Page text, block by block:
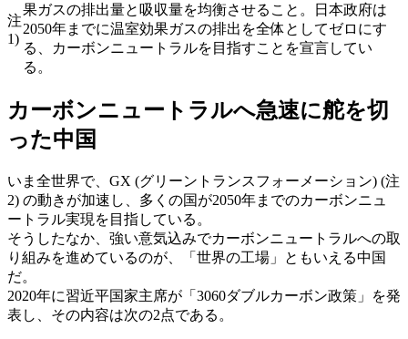
注
1)
果ガスの排出量と吸収量を均衡させること。日本政府は
2050年までに温室効果ガスの排出を全体としてゼロにす
る、カーボンニュートラルを目指すことを宣言してい
る。
カーボンニュートラルへ急速に舵を切
った中国
いま全世界で、GX (グリーントランスフォーメーション) (注
2) の動きが加速し、多くの国が2050年までのカーボンニュ
ートラル実現を目指している。
そうしたなか、強い意気込みでカーボンニュートラルへの取
り組みを進めているのが、「世界の工場」ともいえる中国
だ。
2020年に習近平国家主席が「3060ダブルカーボン政策」を発
表し、その内容は次の2点である。